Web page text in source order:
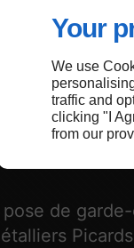
Your
We use
traffic and
clicking "I
from our
à
de